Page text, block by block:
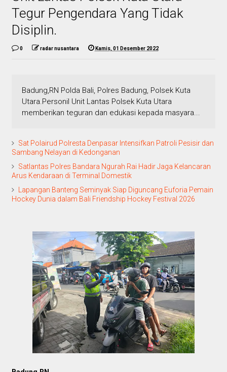
Tegur Pengendara Yang Tidak
Disiplin.
0 radar nusantara Kamis, 01 Desember 2022
Badung,RN Polda Bali, Polres Badung, Polsek Kuta
Utara.Personil Unit Lantas Polsek Kuta Utara
memberikan teguran dan edukasi kepada masyara...
Sat Polairud Polresta Denpasar Intensifkan Patroli Pesisir dan
Sambang Nelayan di Kedonganan
Satlantas Polres Bandara Ngurah Rai Hadir Jaga Kelancaran
Arus Kendaraan di Terminal Domestik
Lapangan Banteng Seminyak Siap Diguncang Euforia Pemain
Hockey Dunia dalam Bali Friendship Hockey Festival 2026